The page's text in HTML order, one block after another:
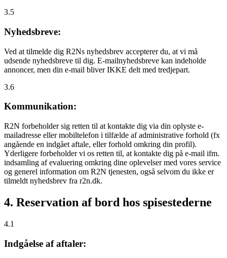
3.5
Nyhedsbreve:
Ved at tilmelde dig R2Ns nyhedsbrev accepterer du, at vi må
udsende nyhedsbreve til dig. E-mailnyhedsbreve kan indeholde
annoncer, men din e-mail bliver IKKE delt med tredjepart.
3.6
Kommunikation:
R2N forbeholder sig retten til at kontakte dig via din oplyste e-
mailadresse eller mobiltelefon i tilfælde af administrative forhold (fx
angående en indgået aftale, eller forhold omkring din profil).
Yderligere forbeholder vi os retten til, at kontakte dig på e-mail ifm.
indsamling af evaluering omkring dine oplevelser med vores service
og generel information om R2N tjenesten, også selvom du ikke er
tilmeldt nyhedsbrev fra r2n.dk.
4. Reservation af bord hos spisestederne
4.1
Indgåelse af aftaler: